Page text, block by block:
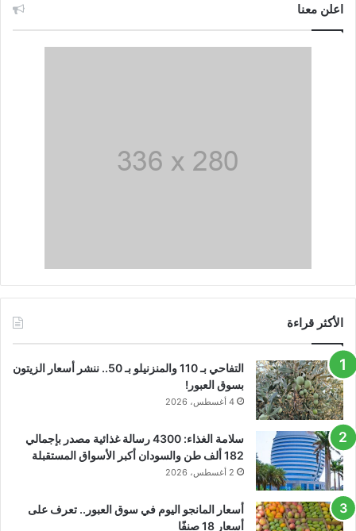
اعلن معنا
الأكثر قراءة
التفاحي بـ 110 والمنزنيلو بـ 50.. ننشر أسعار الزيتون
بسوق العبور!
4 أغسطس، 2026
سلامة الغذاء: 4300 رسالة غذائية مصدر بإجمالي
182 ألف طن والسودان أكبر الأسواق المستقبلة
2 أغسطس، 2026
أسعار المانجو اليوم في سوق العبور.. تعرف على
أسعار 18 صنفًا